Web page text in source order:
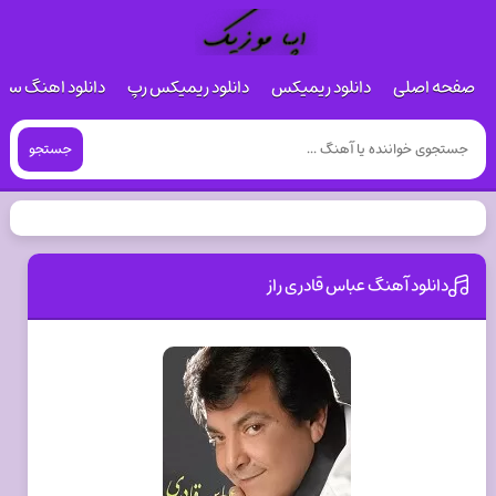
صفحه اصلی دانلود ریمیکس دانلود ریمیکس رپ دانلود اهنگ
جستجو
دانلود آهنگ عباس قادری راز